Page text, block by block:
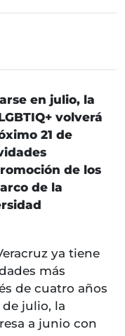
en julio, la
volverá
21 de
de los
de la
ya tiene
más
de cuatro años
julio, la
a junio con